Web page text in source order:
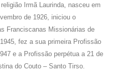
Irmã Laurinda, nasceu em
de 1926, iniciou o
Franciscanas Missionárias de
fez a sua primeira Profissão
e a Profissão perpétua a 21 de
do Couto – Santo Tirso.